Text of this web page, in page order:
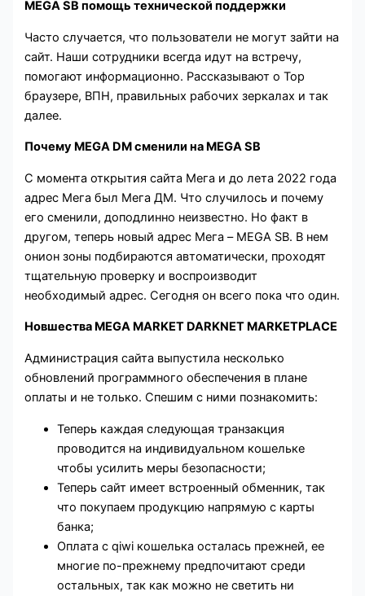
MEGA SB помощь технической поддержки
Часто случается, что пользователи не могут зайти на
сайт. Наши сотрудники всегда идут на встречу,
помогают информационно. Рассказывают о Тор
браузере, ВПН, правильных рабочих зеркалах и так
далее.
Почему MEGA DM сменили на MEGA SB
С момента открытия сайта Мега и до лета 2022 года
адрес Мега был Мега ДМ. Что случилось и почему
его сменили, доподлинно неизвестно. Но факт в
другом, теперь новый адрес Мега – MEGA SB. В нем
онион зоны подбираются автоматически, проходят
тщательную проверку и воспроизводит
необходимый адрес. Сегодня он всего пока что один.
Новшества MEGA MARKET DARKNET MARKETPLACE
Администрация сайта выпустила несколько
обновлений программного обеспечения в плане
оплаты и не только. Спешим с ними познакомить:
Теперь каждая следующая транзакция
проводится на индивидуальном кошельке
чтобы усилить меры безопасности;
Теперь сайт имеет встроенный обменник, так
что покупаем продукцию напрямую с карты
банка;
Оплата с qiwi кошелька осталась прежней, ее
многие по-прежнему предпочитают среди
остальных, так как можно не светить ни